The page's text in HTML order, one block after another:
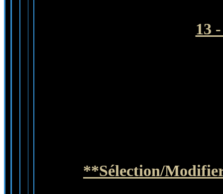
13
**Sélection/